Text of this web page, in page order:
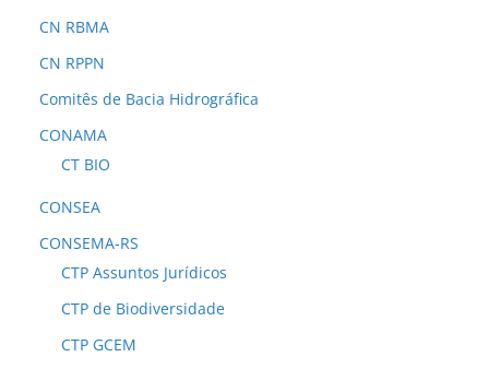
CN RBMA
CN RPPN
Comitês de Bacia Hidrográfica
CONAMA
CT BIO
CONSEA
CONSEMA-RS
CTP Assuntos Jurídicos
CTP de Biodiversidade
CTP GCEM